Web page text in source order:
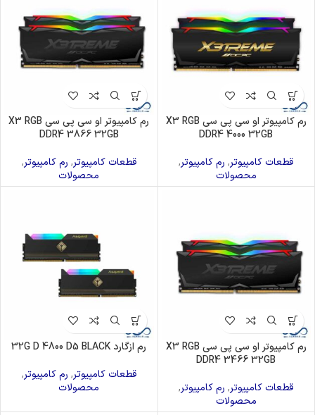
رم کامپیوتر او سی پی سی X3 RGB
DDR4 4000 32GB
قطعات کامپیوتر, رم کامپیوتر,
محصولات
رم کامپیوتر او سی پی سی X3 RGB
DDR4 3866 32GB
قطعات کامپیوتر, رم کامپیوتر,
محصولات
رم کامپیوتر او سی پی سی X3 RGB
DDR4 3466 32GB
قطعات کامپیوتر, رم کامپیوتر,
محصولات
رم ازگارد 32G D 4800 D5 BLACK
قطعات کامپیوتر, رم کامپیوتر,
محصولات